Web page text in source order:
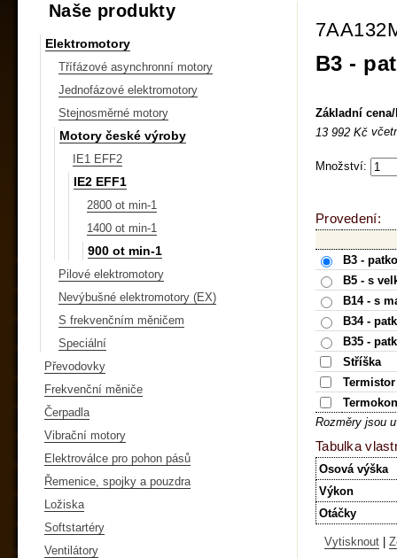
Naše produkty
Elektromotory
Třífázové asynchronní motory
Jednofázové elektromotory
Stejnosměrné motory
Motory české výroby
IE1 EFF2
IE2 EFF1
2800 ot min-1
1400 ot min-1
900 ot min-1
Pilové elektromotory
Nevýbušné elektromotory (EX)
S frekvenčním měničem
Speciální
Převodovky
Frekvenční měniče
Čerpadla
Vibrační motory
Elektroválce pro pohon pásů
Řemenice, spojky a pouzdra
Ložiska
Softstartéry
Ventilátory
B3 -
Základní
13 992 Kč
Množství:
Provedení:
B3 -
B5 - s
B14 - s
B34 -
B35 -
Stříška
Termistor
Rozměry jsou
Tabulka
Osová výška
Výkon
Otáčky
Vytisknout